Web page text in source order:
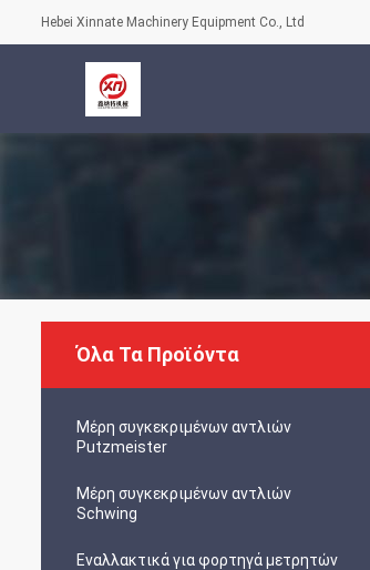
Hebei Xinnate Machinery Equipment Co., Ltd
Όλα Τα Προϊόντα
Μέρη συγκεκριμένων αντλιών
Putzmeister
Μέρη συγκεκριμένων αντλιών
Schwing
Εναλλακτικά για φορτηγά μετρητών